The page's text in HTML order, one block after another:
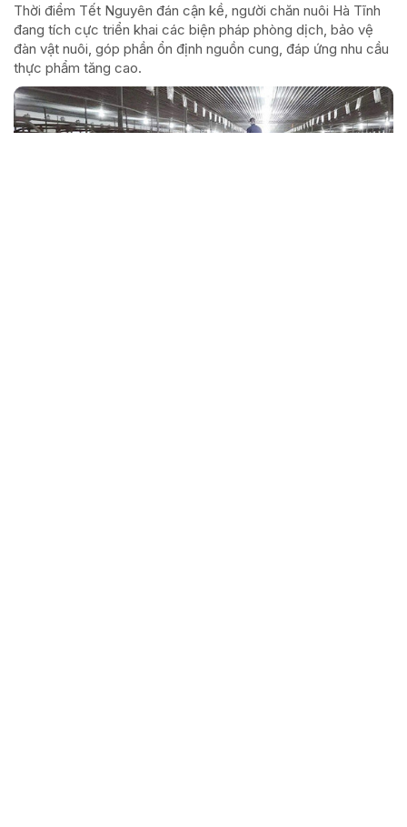
Thời điểm Tết Nguyên đán cận kề, người chăn nuôi Hà Tĩnh
đang tích cực triển khai các biện pháp phòng dịch, bảo vệ
đàn vật nuôi, góp phần ổn định nguồn cung, đáp ứng nhu cầu
thực phẩm tăng cao.